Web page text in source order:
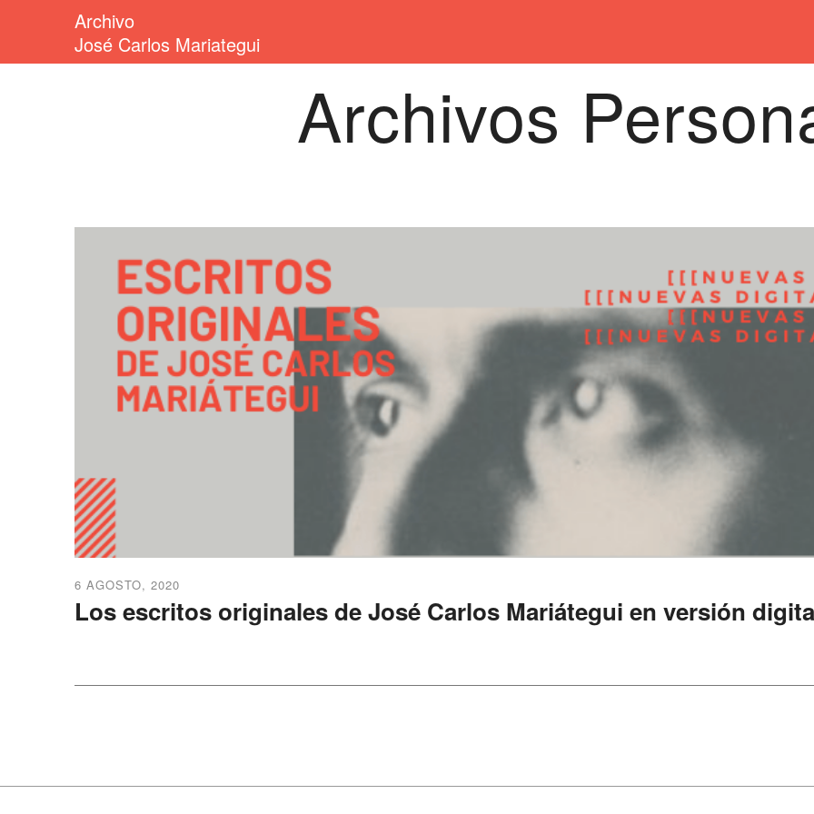
Archivo
José Carlos Mariategui
Archivos
6 AGOSTO, 2020
Los escritos originales de José Carlos Mariátegui en versión